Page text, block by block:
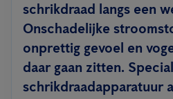
schrikdraad langs een
Onschadelijke
onprettig gevoel en
daar gaan zitten.
schrikdraadapparatuur